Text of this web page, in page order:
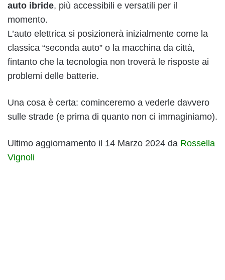
auto ibride, più accessibili e versatili per il
momento.
L’auto elettrica si posizionerà inizialmente come la
classica “seconda auto” o la macchina da città,
fintanto che la tecnologia non troverà le risposte ai
problemi delle batterie.
Una cosa è certa: cominceremo a vederle davvero
sulle strade (e prima di quanto non ci immaginiamo).
Ultimo aggiornamento il 14 Marzo 2024 da Rossella
Vignoli